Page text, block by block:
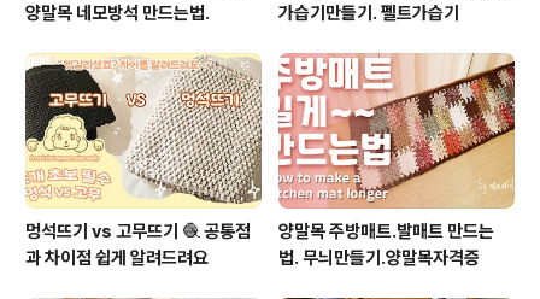
양말목 네모방석 만드는법.
가습기만들기. 펠트가습기
멍석뜨기 vs 고무뜨기 🧶 공통점
과 차이점 쉽게 알려드려요
양말목 주방매트.발매트 만드는
법. 무늬만들기.양말목자격증